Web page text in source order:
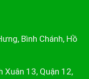
Bình Chánh, Hồ
Xuân 13, Quận 12,